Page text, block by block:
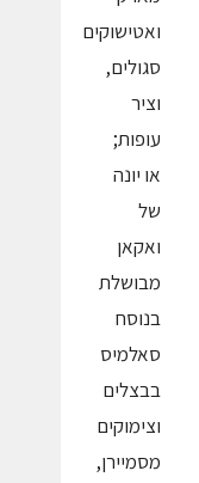
ואטישוקים
סגולים,
וציר
עופות;
או יונה
של
ואקאן
מבושלת
בנוסח
סאלמיס
בבצלים
וצימוקים
מסמיירן,